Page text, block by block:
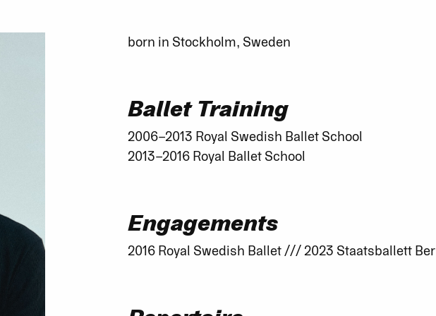
born in Stockholm, Sweden
Ballet Training
2006–2013 Royal Swedish Ballet School
2013–2016 Royal Ballet School
Engagements
2016 Royal Swedish Ballet /// 2023 Staatsballett